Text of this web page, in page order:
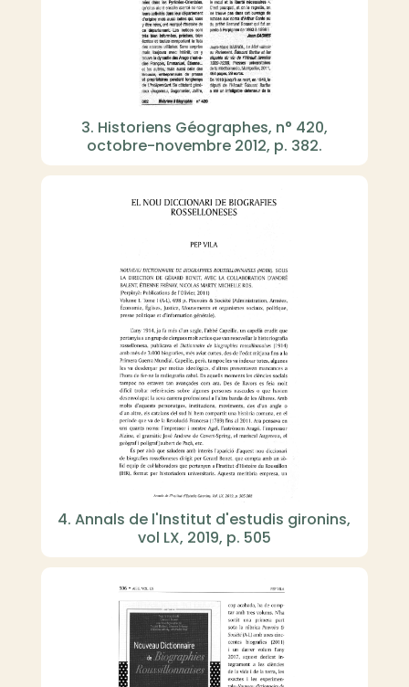
3. Historiens Géographes, n° 420,
octobre-novembre 2012, p. 382.
4. Annals de l'Institut d'estudis gironins,
vol LX, 2019, p. 505